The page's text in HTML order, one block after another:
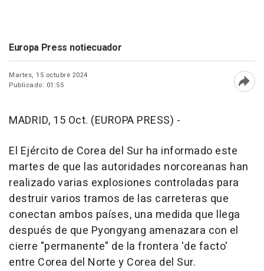
Europa Press notiecuador
Martes, 15 octubre 2024
Publicado: 01:55
MADRID, 15 Oct. (EUROPA PRESS) -
El Ejército de Corea del Sur ha informado este
martes de que las autoridades norcoreanas han
realizado varias explosiones controladas para
destruir varios tramos de las carreteras que
conectan ambos países, una medida que llega
después de que Pyongyang amenazara con el
cierre "permanente" de la frontera 'de facto'
entre Corea del Norte y Corea del Sur.